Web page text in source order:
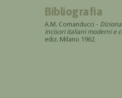
Bibliografia
A.M. Comanducci -
incisori italiani moderni e
ediz. Milano 1962